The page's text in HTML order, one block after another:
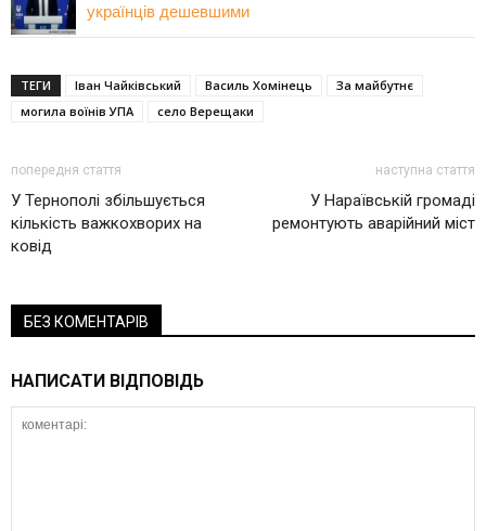
українців дешевшими
ТЕГИ Іван Чайківський Василь Хомінець
За майбутнє
могила воїнів УПА
село Верещаки
попередня стаття
У Тернополі збільшується
кількість важкохворих на
ковід
наступна стаття
У Нараївській громаді
ремонтують аварійний міст
БЕЗ КОМЕНТАРІВ
НАПИСАТИ ВІДПОВІДЬ